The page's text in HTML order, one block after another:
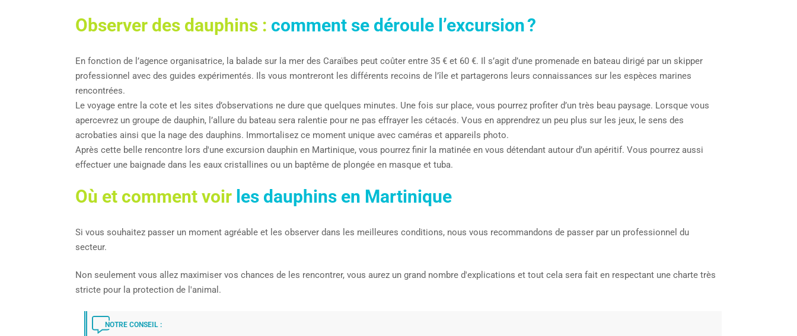
Observer des dauphins : comment se déroule l’excursion ?
En fonction de l’agence organisatrice, la balade sur la mer des Caraïbes peut coûter entre 35 € et 60 €. Il s’agit d’une promenade en bateau dirigé par un skipper
professionnel avec des guides expérimentés. Ils vous montreront les différents recoins de l’île et partagerons leurs connaissances sur les espèces marines
rencontrées.
Le voyage entre la cote et les sites d’observations ne dure que quelques minutes. Une fois sur place, vous pourrez profiter d’un très beau paysage. Lorsque vous
apercevrez un groupe de dauphin, l’allure du bateau sera ralentie pour ne pas effrayer les cétacés. Vous en apprendrez un peu plus sur les jeux, le sens des
acrobaties ainsi que la nage des dauphins. Immortalisez ce moment unique avec caméras et appareils photo.
Après cette belle rencontre lors d'une excursion dauphin en Martinique, vous pourrez finir la matinée en vous détendant autour d’un apéritif. Vous pourrez aussi
effectuer une baignade dans les eaux cristallines ou un baptême de plongée en masque et tuba.
Où et comment voir les dauphins en Martinique
Si vous souhaitez passer un moment agréable et les observer dans les meilleures conditions, nous vous recommandons de passer par un professionnel du
secteur.
Non seulement vous allez maximiser vos chances de les rencontrer, vous aurez un grand nombre d'explications et tout cela sera fait en respectant une charte très
stricte pour la protection de l'animal.
NOTRE CONSEIL :